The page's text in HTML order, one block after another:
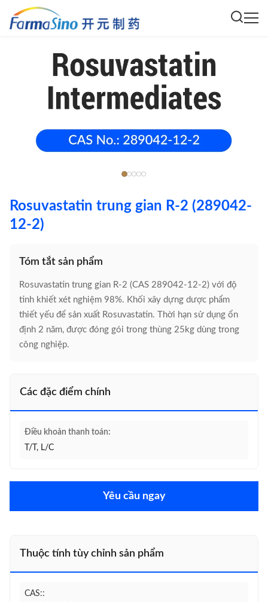
Rosuvastatin trung gian R-2 (289042-
12-2)
Tóm tắt sản phẩm
Rosuvastatin trung gian R-2 (CAS 289042-12-2) với độ
tinh khiết xét nghiệm 98%. Khối xây dựng dược phẩm
thiết yếu để sản xuất Rosuvastatin. Thời hạn sử dụng ổn
định 2 năm, được đóng gói trong thùng 25kg dùng trong
công nghiệp.
Các đặc điểm chính
Điều khoản thanh toán:
T/T, L/C
Yêu cầu ngay
Thuộc tính tùy chỉnh sản phẩm
CAS::